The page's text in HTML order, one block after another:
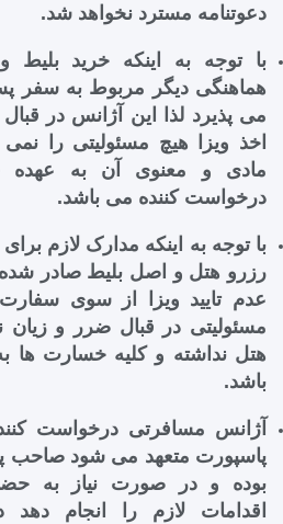
دعوتنامه مسترد نخواهد شد.
با توجه به اینکه خرید
هماهنگی دیگر مربوط به سفر
می پذیرد لذا این آژانس در
اخذ ویزا هیچ مسئولیتی را
مادی و معنوی آن به عهده
درخواست کننده می باشد.
با توجه به اینکه مدارک لازم
رزرو هتل و اصل بلیط صادر
عدم تایید ویزا از سوی
مسئولیتی در قبال ضرر و
هتل نداشته و کلیه خسارت ها
باشد.
آژانس مسافرتی درخواست
پاسپورت متعهد می شود صاحب
بوده و در صورت نیاز به
اقدامات لازم را انجام